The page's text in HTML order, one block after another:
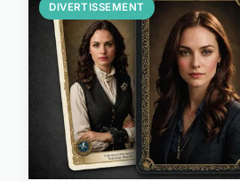
DIVERTISSEMENT